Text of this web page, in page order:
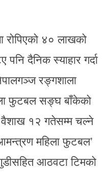
रोपिएको ४० लाखको
पनि दैनिक स्याहार गर्दा
रङ्गशाला
फुटबल सङ्घ बाँकेको
वैशाख १२ गतेसम्म चल्ने
महिला फुटबल’
आठवटा टिमको